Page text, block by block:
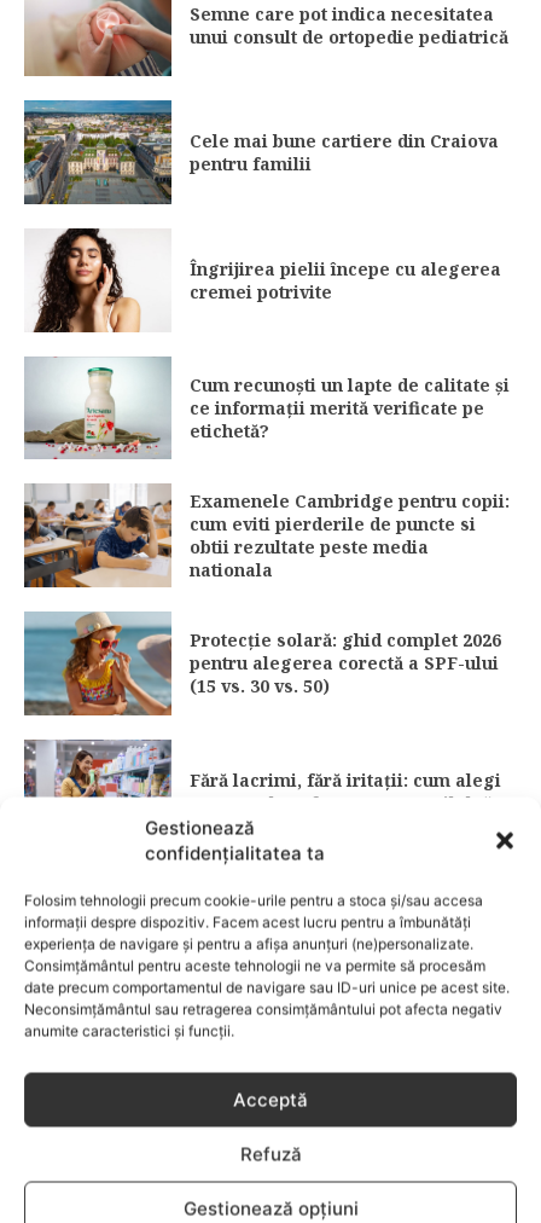
Gestionează
confidențialitatea ta
Folosim tehnologii precum cookie-urile pentru a stoca și/sau accesa
informații despre dispozitiv. Facem acest lucru pentru a îmbunătăți
experiența de navigare și pentru a afișa anunțuri (ne)personalizate.
Consimțământul pentru aceste tehnologii ne va permite să procesăm
date precum comportamentul de navigare sau ID-uri unice pe acest site.
Neconsimțământul sau retragerea consimțământului pot afecta negativ
anumite caracteristici și funcții.
Acceptă
Refuză
Gestionează opțiuni
Semne care pot indica necesitatea
unui consult de ortopedie pediatrică
Cele mai bune cartiere din Craiova
pentru familii
Îngrijirea pielii începe cu alegerea
cremei potrivite
Cum recunoști un lapte de calitate și
ce informații merită verificate pe
etichetă?
Examenele Cambridge pentru copii:
cum eviti pierderile de puncte si
obtii rezultate peste media
nationala
Protecție solară: ghid complet 2026
pentru alegerea corectă a SPF-ului
(15 vs. 30 vs. 50)
Fără lacrimi, fără iritații: cum alegi
șamponul perfect pentru copilul tău
CATEGORII POPULARE
EVENIMENTE
741
LIFESTYLE
COPII
634
FAMILIA
582
DEZVOLTAREA COPILULUI
COMPORTAMENT
294